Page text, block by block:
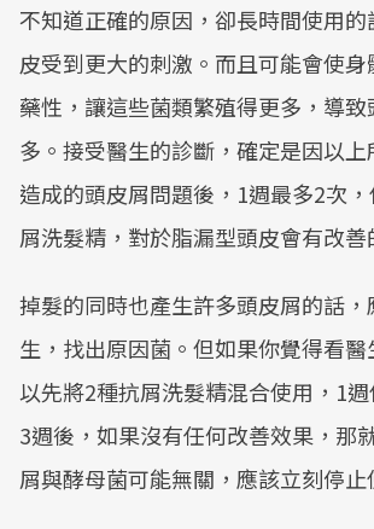
不知道正確的原因，卻長時間使用
皮受到更大的刺激。而且可能會使
藥性，讓這些菌類繁殖得更多，導
多。接受醫生的診斷，確定是因以
造成的頭皮屑問題後，1週最多2次
屑洗髮精，對於脂漏型頭皮會有改善
掉髮的同時也產生許多頭皮屑的話
生，找出原因菌。但如果你覺得看
以先將2種抗屑洗髮精混合使用，1
3週後，如果沒有任何改善效果，那
屑與酵母菌可能無關，應該立刻停止